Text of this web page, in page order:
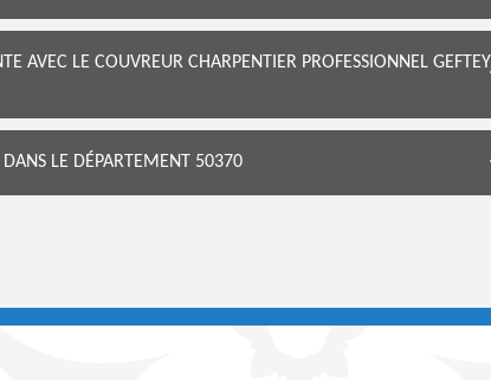
AVEC LE COUVREUR CHARPENTIER PROFESSIONNEL GEFTEY
DANS LE DÉPARTEMENT 50370